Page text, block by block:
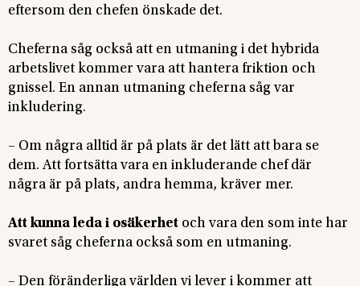
eftersom den chefen önskade det.
Cheferna såg också att en utmaning i det hybrida
arbetslivet kommer vara att hantera friktion och
gnissel. En annan utmaning cheferna såg var
inkludering.
– Om några alltid är på plats är det lätt att bara se
dem. Att fortsätta vara en inkluderande chef där
några är på plats, andra hemma, kräver mer.
Att kunna leda i osäkerhet och vara den som inte har
svaret såg cheferna också som en utmaning.
– Den föränderliga världen vi lever i kommer att